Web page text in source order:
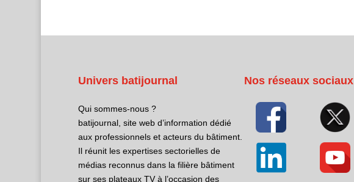
Univers batijournal
Qui sommes-nous ?
batijournal, site web d’information dédié
aux professionnels et acteurs du bâtiment.
Il réunit les expertises sectorielles de
médias reconnus dans la filière bâtiment
sur ses plateaux TV à l’occasion des
Nos réseaux sociaux